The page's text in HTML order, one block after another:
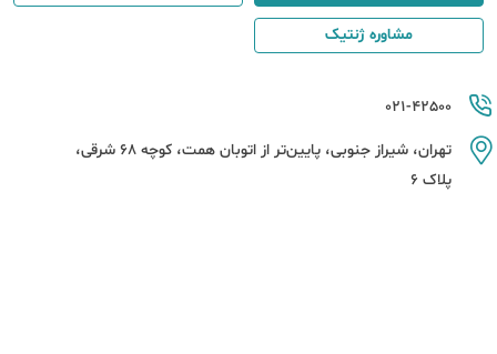
021-42500
تهران، شیراز جنوبی، پایین‌تر از اتوبان همت، کوچه 68 شرقی،
پلاک 6
مشاوره ژنتیک